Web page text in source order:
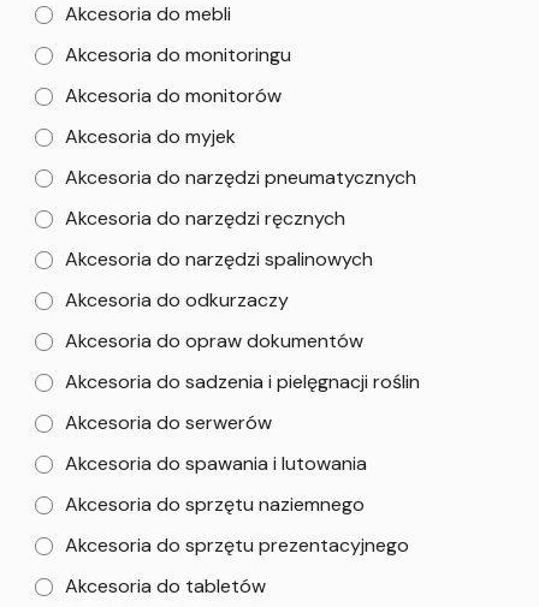
Akcesoria do mebli
Akcesoria do monitoringu
Akcesoria do monitorów
Akcesoria do myjek
Akcesoria do narzędzi pneumatycznych
Akcesoria do narzędzi ręcznych
Akcesoria do narzędzi spalinowych
Akcesoria do odkurzaczy
Akcesoria do opraw dokumentów
Akcesoria do sadzenia i pielęgnacji roślin
Akcesoria do serwerów
Akcesoria do spawania i lutowania
Akcesoria do sprzętu naziemnego
Akcesoria do sprzętu prezentacyjnego
Akcesoria do tabletów